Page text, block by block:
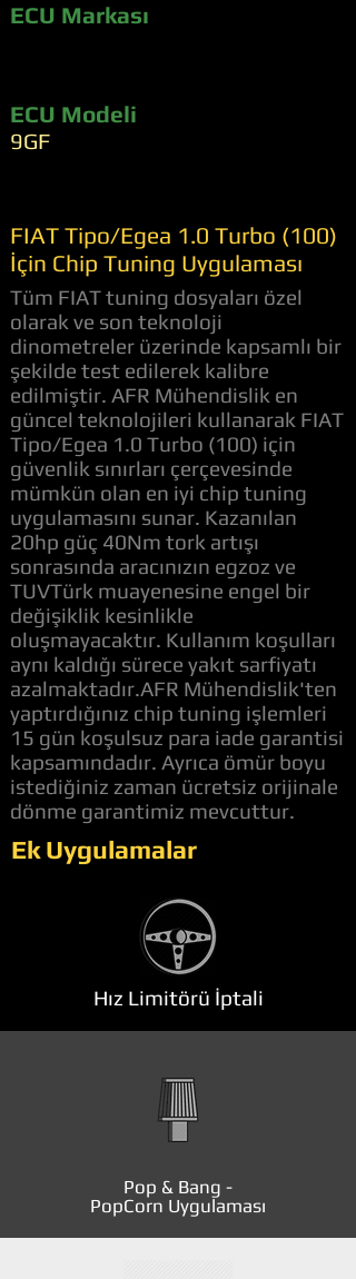
ECU Markası
ECU Modeli
9GF
FIAT Tipo/Egea 1.0 Turbo (100)
İçin Chip Tuning Uygulaması
Tüm FIAT tuning dosyaları özel
olarak ve son teknoloji
dinometreler üzerinde kapsamlı bir
şekilde test edilerek kalibre
edilmiştir. AFR Mühendislik en
güncel teknolojileri kullanarak FIAT
Tipo/Egea 1.0 Turbo (100) için
güvenlik sınırları çerçevesinde
mümkün olan en iyi chip tuning
uygulamasını sunar. Kazanılan
20hp güç 40Nm tork artışı
sonrasında aracınızın egzoz ve
TUVTürk muayenesine engel bir
değişiklik kesinlikle
oluşmayacaktır. Kullanım koşulları
aynı kaldığı sürece yakıt sarfiyatı
azalmaktadır.AFR Mühendislik'ten
yaptırdığınız chip tuning işlemleri
15 gün koşulsuz para iade garantisi
kapsamındadır. Ayrıca ömür boyu
istediğiniz zaman ücretsiz orijinale
dönme garantimiz mevcuttur.
Ek Uygulamalar
Hız Limitörü İptali
Pop & Bang -
PopCorn Uygulaması